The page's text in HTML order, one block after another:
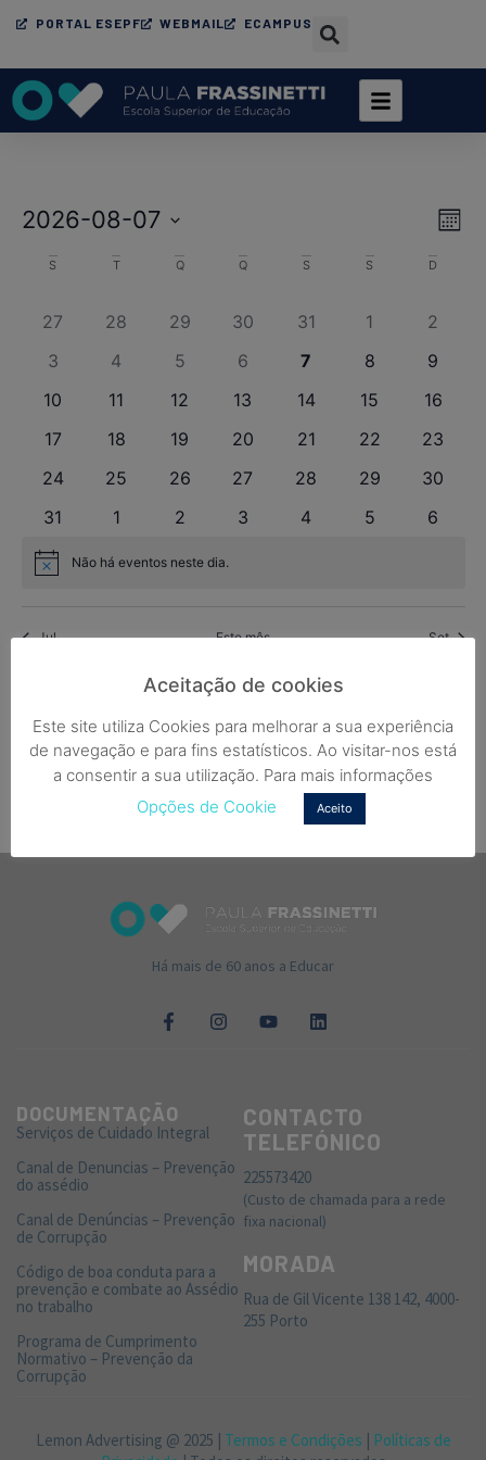
PORTAL ESEPF WEBMAIL ECAMPUS
de
Mês
2026-08-07
Calendário
de
Eventos
S T Q Q S S D
27 28 29 30 31 1
2
3
4 5 6 7 8
9
10
11 12 13 14 15
16
17
18 19 20 21 22
23
24
25 26 27 28 29
30
31
1 2 3 4 5 6
Aviso Não há eventos neste dia.
Jul Este mês Set
Há mais de 60 anos a Educar
DOCUMENTAÇÃO
Serviços de Cuidado Integral
Canal de Denuncias – Prevenção
do assédio
Canal de Denúncias – Prevenção
de Corrupção
Código de boa conduta para a
prevenção e combate ao Assédio
no trabalho
Programa de Cumprimento
Normativo – Prevenção da
Corrupção
CONTACTO
TELEFÓNICO
225573420
(Custo de chamada para a rede
fixa nacional)
MORADA
Rua de Gil Vicente 138 142, 4000-
255 Porto
Lemon Advertising @ 2025 | Termos e Condições | Políticas de
Aceitação de cookies
Este site utiliza Cookies para melhorar a sua experiência
de navegação e para fins estatísticos. Ao visitar-nos está
a consentir a sua utilização. Para mais informações
Opções de Cookie
Aceito